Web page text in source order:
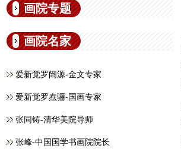
画院专题
画院名家
爱新觉罗闿源-金文专家
爱新觉罗焘骊-国画专家
张同铸-清华美院导师
张峰-中国国学书画院院长